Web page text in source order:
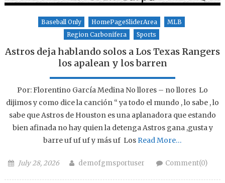
Baseball Only HomePageSliderArea
MLB
Region Carbonifera
Sports
Astros deja hablando solos a Los Texas Rangers
los apalean y los barren
Por: Florentino García Medina No llores – no llores Lo
dijimos y como dice la canción “ ya todo el mundo , lo sabe , lo
sabe que Astros de Houston es una aplanadora que estando
bien afinada no hay quien la detenga Astros gana ,gusta y
barre uf uf uf y más uf Los Read More…
Posted on
July 28, 2026 Author
demofgmsportuser Comment(0)